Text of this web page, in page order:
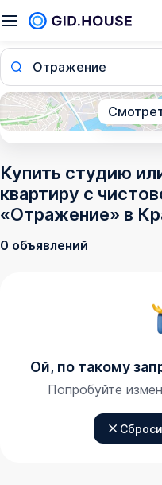
Отражение
Купить студию
квартиру с
«Отражение» в
0 объявлений
Ой, по такому
Попробуйте